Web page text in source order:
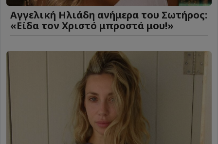
Αγγελική Ηλιάδη ανήμερα του Σωτήρος:
«Είδα τον Χριστό μπροστά μου!»